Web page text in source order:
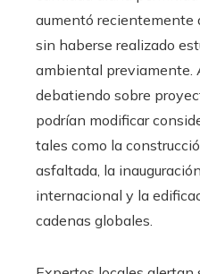
aumentó recientemente
sin haberse realizado
ambiental previamente.
debatiendo sobre
podrían modificar
tales como la
asfaltada, la
internacional y la
cadenas globales.